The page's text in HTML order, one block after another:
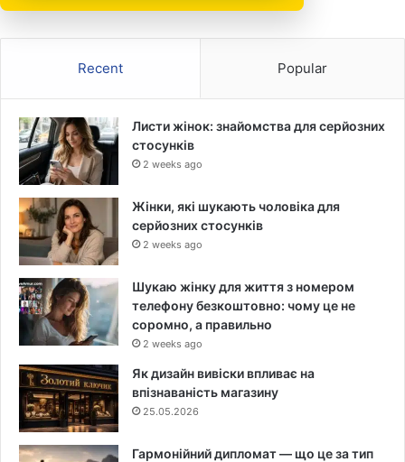
Recent Popular
Листи жінок: знайомства для серйозних
стосунків
2 weeks ago
Жінки, які шукають чоловіка для
серйозних стосунків
2 weeks ago
Шукаю жінку для життя з номером
телефону безкоштовно: чому це не
соромно, а правильно
2 weeks ago
Як дизайн вивіски впливає на
впізнаваність магазину
25.05.2026
Гармонійний дипломат — що це за тип